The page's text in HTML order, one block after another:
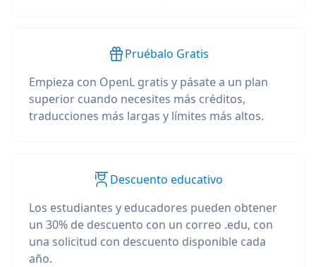
Pruébalo Gratis
Empieza con OpenL gratis y pásate a un plan
superior cuando necesites más créditos,
traducciones más largas y límites más altos.
Descuento educativo
Los estudiantes y educadores pueden obtener
un 30% de descuento con un correo .edu, con
una solicitud con descuento disponible cada
año.